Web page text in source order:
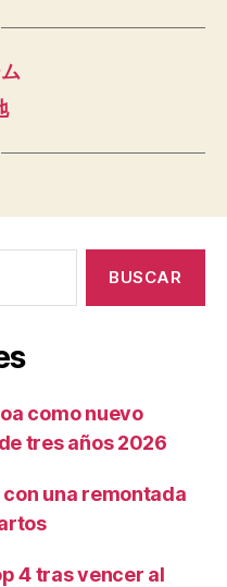
como nuevo
tres años 2026
una remontada
4 tras vencer al